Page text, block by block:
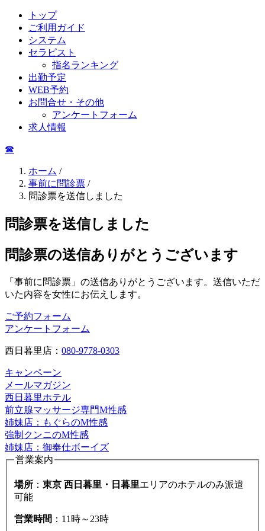
トップ
ご利用ガイド
システム
セラピスト
指名ランキング
出勤予定
WEB予約
お問合せ・その他
アンケートフォーム
求人情報
☎︎
ホーム /
事前に問診票 /
問診票を送信しました
問診票を送信しました
問診票の送信ありがとうございます
「事前に問診票」の送信ありがとうございます。送信いただ
いた内容を女性にお伝えします。
ご予約フォーム
アンケートフォーム
西日暮里店： 080-9778-0303
キャンペーン
メールマガジン
西日暮里ホテル
前立腺マッサージ専門M性感
姉妹店：もぐらのM性感
強制クンニのM性感
姉妹店：御奉仕ボーイズ
営業案内
場所 ： 東京 西日暮里・日暮里エリアのホテルのみ派遣
可能
営業時間 ：11時～23時